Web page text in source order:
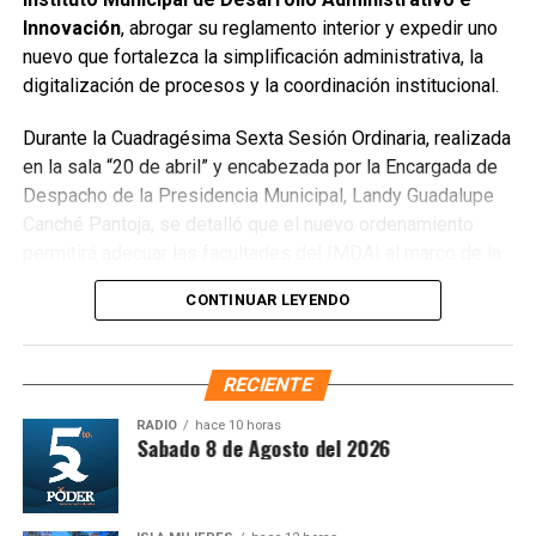
que el saneamiento concluirá en dos días.
Finalmente, las Unidades Verdes de SIRESOL Cancún
convertirse en punto de disposición ilegal de basura. El
Ayuntamiento exhortó a la ciudadanía a reportar estas
prácticas y sumarse al esfuerzo colectivo para mantener
un Cancún limpio y con prosperidad compartida.
Fuente: 5to Poder Agencia de Noticias
Innovación, abrogar su reglamento interior y expedir uno
nuevo que fortalezca la simplificación administrativa, la
digitalización de procesos y la coordinación institucional.
Durante la Cuadragésima Sexta Sesión Ordinaria, realizada
en la sala “20 de abril” y encabezada por la Encargada de
Despacho de la Presidencia Municipal, Landy Guadalupe
Canché Pantoja, se detalló que el nuevo ordenamiento
Ley Nacional para Eliminar Trámites Burocráticos
mediante la instauración de la Autoridad Municipal de
trámites, reducir cargas administrativas y mejorar la
CONTINUAR LEYENDO
RECIENTE
RADIO hace 10 horas
Matutina Sabado 8 de Agosto del 2026